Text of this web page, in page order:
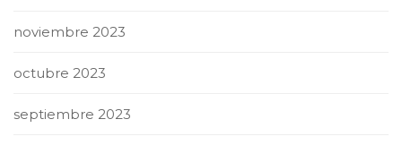
noviembre 2023
octubre 2023
septiembre 2023